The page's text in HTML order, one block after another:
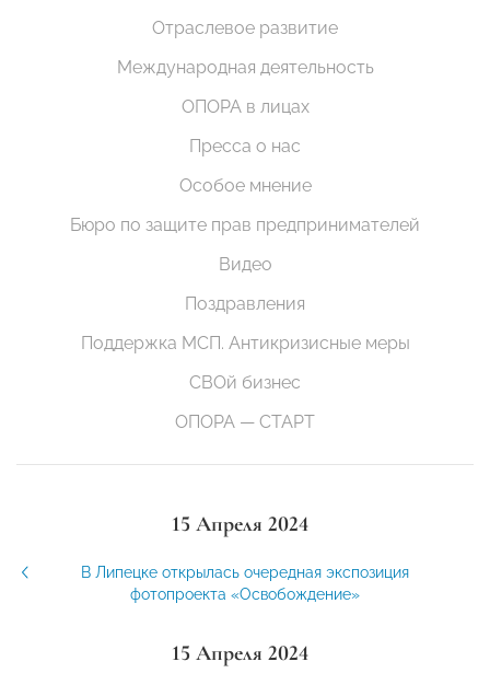
Отраслевое развитие
Международная деятельность
ОПОРА в лицах
Пресса о нас
Особое мнение
Бюро по защите прав предпринимателей
Видео
Поздравления
Поддержка МСП. Антикризисные меры
СВОй бизнес
ОПОРА — СТАРТ
15 Апреля 2024
В Липецке открылась очередная экспозиция
фотопроекта «Освобождение»
15 Апреля 2024